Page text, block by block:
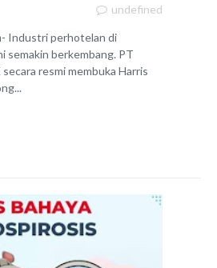
undefined
Industri perhotelan di
semakin berkembang. PT
resmi membuka Harris